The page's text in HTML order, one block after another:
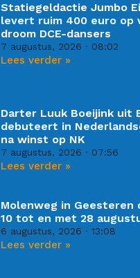
Statiegeldactie Jumbo
levert ruim 400 euro op
droom DCE-dansers
7 augustus, 2026 08:02
Lees verder »
Darter Luuk Boeijink uit
debuteert in
na winst op NK
7 augustus, 2026 07:56
Lees verder »
Molenweg in Geesteren
10 tot en met 28
6 augustus, 2026 13:08
Lees verder »